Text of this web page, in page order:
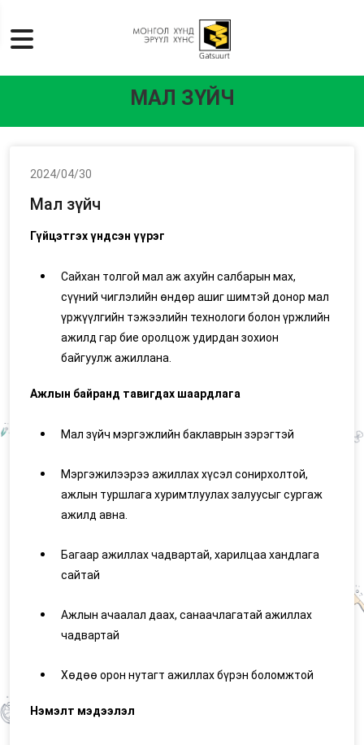
МАЛ ЗҮЙЧ
2024/04/30
Мал зүйч
Гүйцэтгэх үндсэн үүрэг
Сайхан толгой мал аж ахуйн салбарын мах,
сүүний чиглэлийн өндөр ашиг шимтэй донор мал
үржүүлгийн тэжээлийн технологи болон үржлийн
ажилд гар бие оролцож удирдан зохион
байгуулж ажиллана.
Ажлын байранд тавигдах шаардлага
Мал зүйч мэргэжлийн баклаврын зэрэгтэй
Мэргэжилээрээ ажиллах хүсэл сонирхолтой,
ажлын туршлага хуримтлуулах залуусыг сургаж
ажилд авна.
Багаар ажиллах чадвартай, харилцаа хандлага
сайтай
Ажлын ачаалал даах, санаачлагатай ажиллах
чадвартай
Хөдөө орон нутагт ажиллах бүрэн боломжтой
Нэмэлт мэдээлэл